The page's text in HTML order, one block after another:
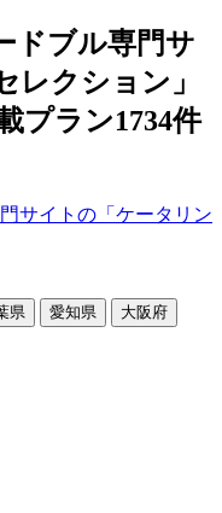
ドブル専門サ
レクション」
プラン1734件
県 愛知県
大阪府